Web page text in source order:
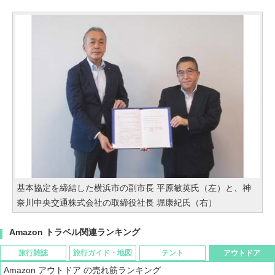
基本協定を締結した横浜市の副市長 平原敏英氏（左）と、神
奈川中央交通株式会社の取締役社長 堀康紀氏（右）
Amazon トラベル関連ランキング
旅行雑誌 旅行ガイド・地図 テント アウトドア
Amazon アウトドア の売れ筋ランキング